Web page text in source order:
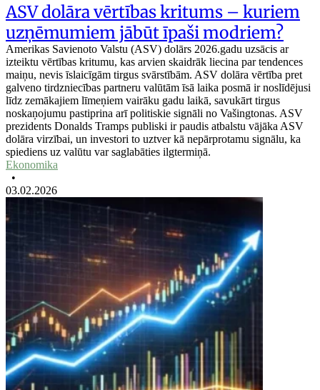
ASV dolāra vērtības kritums – kuriem
uzņēmumiem jābūt īpaši modriem?
Amerikas Savienoto Valstu (ASV) dolārs 2026.gadu uzsācis ar
izteiktu vērtības kritumu, kas arvien skaidrāk liecina par tendences
maiņu, nevis īslaicīgām tirgus svārstībām. ASV dolāra vērtība pret
galveno tirdzniecības partneru valūtām īsā laika posmā ir noslīdējusi
līdz zemākajiem līmeņiem vairāku gadu laikā, savukārt tirgus
noskaņojumu pastiprina arī politiskie signāli no Vašingtonas. ASV
prezidents Donalds Tramps publiski ir paudis atbalstu vājāka ASV
dolāra virzībai, un investori to uztver kā nepārprotamu signālu, ka
spiediens uz valūtu var saglabāties ilgtermiņā.
Ekonomika
•
03.02.2026